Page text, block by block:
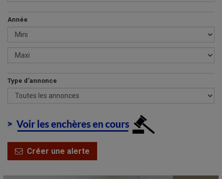
Année
Type d'annonce
Créer une alerte